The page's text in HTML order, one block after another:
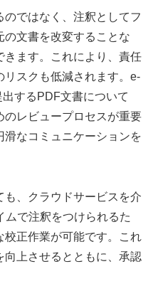
のではなく、注釈としてフ
の文書を改変することな
きます。これにより、責任
スクも低減されます。e-
するPDF文書について
のレビュープロセスが重要
なコミュニケーションを
も、クラウドサービスを介
ムで注釈をつけられるた
正作業が可能です。これ
向上させるとともに、承認